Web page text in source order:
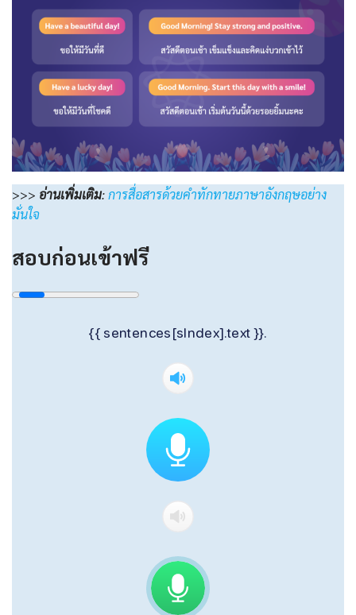
>>> อ่านเพิ่มเติม:การสื่อสารด้วยคำทักทายภาษาอังกฤษอย่าง
มั่นใจ
สอบก่อนเข้าฟรี
{{ sentences[sIndex].text }}.